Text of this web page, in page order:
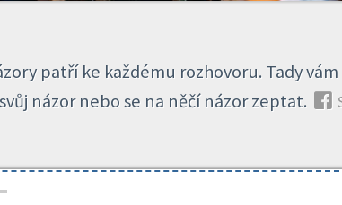
patří ke každému rozhovoru. Tady
názor nebo se na něčí názor zeptat.